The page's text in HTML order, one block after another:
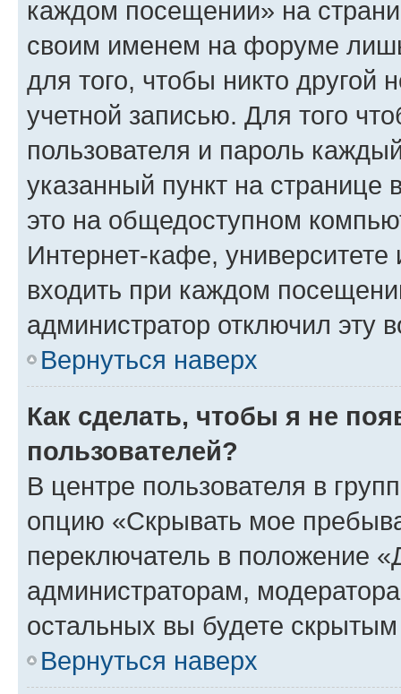
каждом посещении» на
своим именем на форуме
для того, чтобы никто другой
учетной записью. Для того
пользователя и пароль
указанный пункт на
это на общедоступном
Интернет-кафе, университете
входить при каждом
администратор отключил эту
Вернуться наверх
Как сделать, чтобы я не
пользователей?
В центре пользователя в
опцию «Скрывать мое
переключатель в положение
администраторам,
остальных вы будете
Вернуться наверх